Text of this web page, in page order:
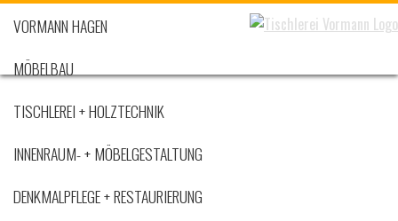
VORMANN HAGEN
MÖBELBAU
TISCHLEREI + HOLZTECHNIK
INNENRAUM- + MÖBELGESTALTUNG
DENKMALPFLEGE + RESTAURIERUNG